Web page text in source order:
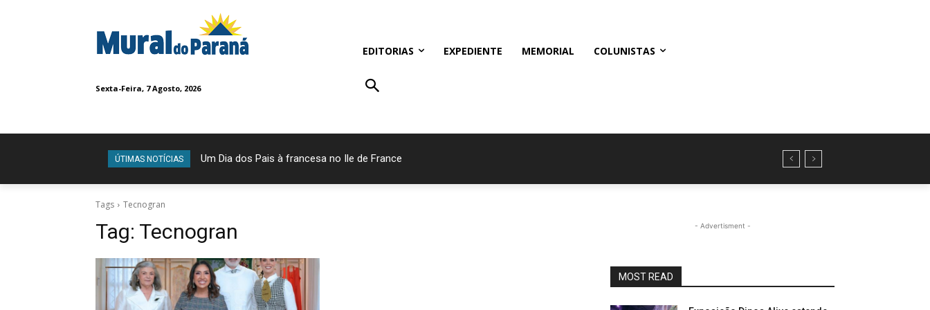
Sexta-Feira, 7 Agosto, 2026
EDITORIAS EXPEDIENTE MEMORIAL COLUNISTAS
ÚTIMAS NOTÍCIAS Um Dia dos Pais à francesa no Ile de France
Tags Tecnogran
Tag: Tecnogran - Advertisment -
MOST READ